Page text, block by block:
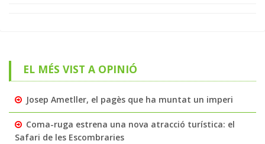
EL MÉS VIST A OPINIÓ
Josep Ametller, el pagès que ha muntat un imperi
Coma-ruga estrena una nova atracció turística: el
Safari de les Escombraries